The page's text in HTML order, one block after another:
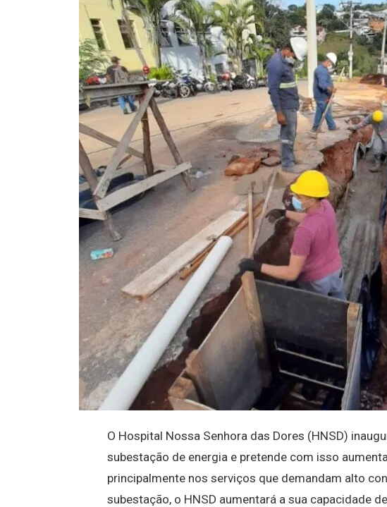
O Hospital Nossa Senhora das Dores (HNSD)
subestação de energia e pretende com isso
principalmente nos serviços que demandam alto
subestação, o HNSD aumentará a sua capacidade